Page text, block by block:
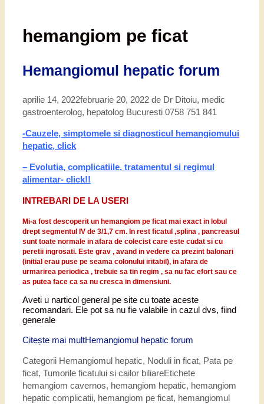
hemangiom pe ficat
Hemangiomul hepatic forum
aprilie 14, 2022februarie 20, 2022 de Dr Ditoiu, medic
gastroenterolog, hepatolog Bucuresti 0758 751 841
-Cauzele, simptomele si diagnosticul hemangiomului
hepatic, click
– Evolutia, complicatiile, tratamentul si regimul
alimentar- click!!
INTREBARI DE LA USERI
Mi-a fost descoperit un hemangiom pe ficat mai exact in lobul
drept segmentul IV de 3/1,7 cm. In rest ficatul ,splina , pancreasul
sunt toate normale in afara de colecist care este cudat si cu
peretii ingrosati. Este grav , avand in vedere ca prezint balonari
(initial erau puse pe seama colonului iritabil), in afara de
urmarirea periodica , trebuie sa tin regim , sa nu fac efort sau ce
as putea face ca sa nu cresca in dimensiuni.
Aveti u narticol general pe site cu toate aceste
recomandari. Ele pot sa nu fie valabile in cazul dvs, fiind
generale
Citește mai multHemangiomul hepatic forum
Categorii Hemangiomul hepatic, Noduli in ficat, Pata pe
ficat, Tumorile ficatului si cailor biliareEtichete
hemangiom cavernos, hemangiom hepatic, hemangiom
hepatic complicatii, hemangiom pe ficat, hemangiomul